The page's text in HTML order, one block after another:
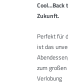
Cool...Back
Zukunft.
Perfekt für
ist das
zum
Verlobung